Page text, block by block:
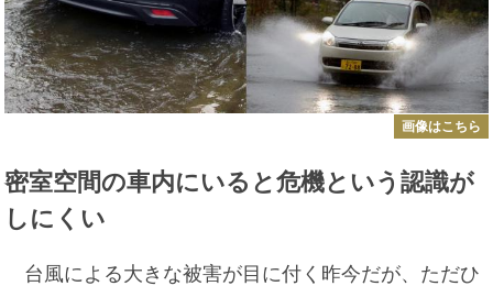
画像はこちら
密室空間の車内にいると危機という認識が
しにくい
台風による大きな被害が目に付く昨今だが、ただひ